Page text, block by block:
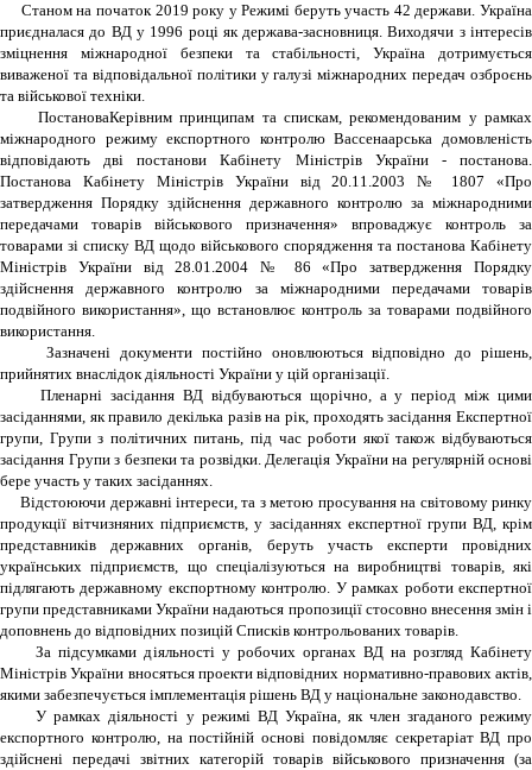
Станом на початок 2019 року у Режимі беруть участь 42 держави. Україна
приєдналася до ВД у 1996 році як держава-засновниця. Виходячи з інтересів
зміцнення міжнародної безпеки та стабільності, Україна дотримується
виваженої та відповідальної політики у галузі міжнародних передач озброєнь
та військової техніки.
ПостановаКерівним принципам та спискам, рекомендованим у рамках
міжнародного режиму експортного контролю Вассенаарська домовленість
відповідають дві постанови Кабінету Міністрів України - постанова.
Постанова Кабінету Міністрів України від 20.11.2003 № 1807 «Про
затвердження Порядку здійснення державного контролю за міжнародними
передачами товарів військового призначення» впроваджує контроль за
товарами зі списку ВД щодо військового спорядження та постанова Кабінету
Міністрів України від 28.01.2004 № 86 «Про затвердження Порядку
здійснення державного контролю за міжнародними передачами товарів
подвійного використання», що встановлює контроль за товарами подвійного
використання.
Зазначені документи постійно оновлюються відповідно до рішень,
прийнятих внаслідок діяльності України у цій організації.
Пленарні засідання ВД відбуваються щорічно, а у період між цими
засіданнями, як правило декілька разів на рік, проходять засідання Експертної
групи, Групи з політичних питань, під час роботи якої також відбуваються
засідання Групи з безпеки та розвідки. Делегація України на регулярній основі
бере участь у таких засіданнях.
Відстоюючи державні інтереси, та з метою просування на світовому ринку
продукції вітчизняних підприємств, у засіданнях експертної групи ВД, крім
представників державних органів, беруть участь експерти провідних
українських підприємств, що спеціалізуються на виробництві товарів, які
підлягають державному експортному контролю. У рамках роботи експертної
групи представниками України надаються пропозиції стосовно внесення змін і
доповнень до відповідних позицій Списків контрольованих товарів.
За підсумками діяльності у робочих органах ВД на розгляд Кабінету
Міністрів України вносяться проекти відповідних нормативно-правових актів,
якими забезпечується імплементація рішень ВД у національне законодавство.
У рамках діяльності у режимі ВД Україна, як член згаданого режиму
експортного контролю, на постійній основі повідомляє секретаріат ВД про
здійснені передачі звітних категорій товарів військового призначення (за